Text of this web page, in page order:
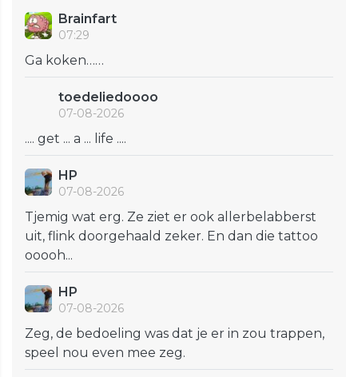
Brainfart
07:29
Ga koken……
toedeliedoooo
07-08-2026
.... get ... a ... life ....
HP
07-08-2026
Tjemig wat erg. Ze ziet er ook allerbelabberst
uit, flink doorgehaald zeker. En dan die tattoo
ooooh...
HP
07-08-2026
Zeg, de bedoeling was dat je er in zou trappen,
speel nou even mee zeg.